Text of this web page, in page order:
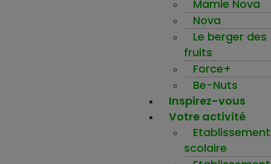
Mamie Nova
Nova
Le berger des
fruits
Force+
Be-Nuts
Inspirez-vous
Votre activité
Etablissement
scolaire